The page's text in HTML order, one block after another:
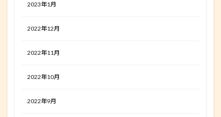
2023年1月
2022年12月
2022年11月
2022年10月
2022年9月